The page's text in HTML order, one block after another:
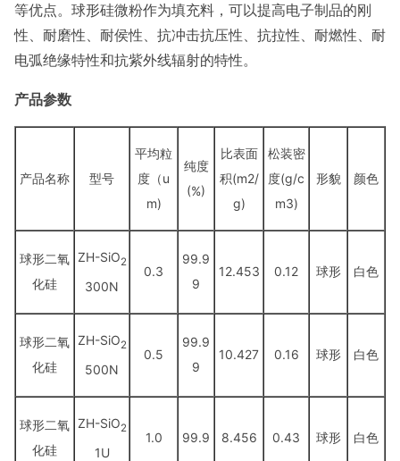
等优点。球形硅微粉作为填充料，可以提高电子制品的刚
性、耐磨性、耐侯性、抗冲击抗压性、抗拉性、耐燃性、耐
电弧绝缘特性和抗紫外线辐射的特性。
产品参数
产品名称 型号
平均粒
度（u
m)
纯度
(%)
比表面
积(m2/
g)
松装密
度(g/c
m3)
形貌 颜色
球形二氧
化硅
ZH-SiO2
300N
0.3
99.9
9
12.453 0.12 球形 白色
球形二氧
化硅
ZH-SiO2
500N
0.5
99.9
9
10.427 0.16 球形 白色
球形二氧
化硅
ZH-SiO2
1U
1.0 99.9 8.456 0.43 球形 白色